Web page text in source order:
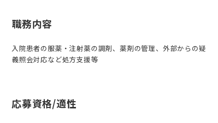
職務内容
入院患者の服薬・注射薬の調剤、薬剤の管理、外部からの疑
義照会対応など処方支援等
応募資格/適性